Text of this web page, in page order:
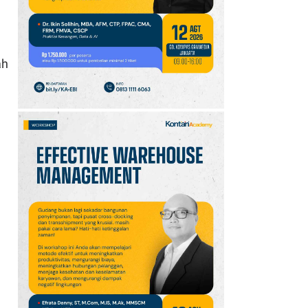
10 Promo JSM Superindo
7–9 Agustus 2026,
Minyak Goreng Rp37.900
hingga Buah Diskon 50%